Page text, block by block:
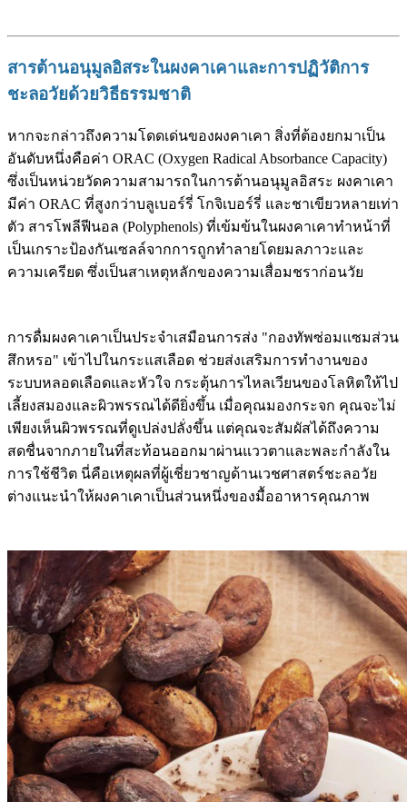
สารต้านอนุมูลอิสระในผงคาเคาและการปฏิวัติการ
ชะลอวัยด้วยวิธีธรรมชาติ
หากจะกล่าวถึงความโดดเด่นของผงคาเคา สิ่งที่ต้องยกมาเป็น
อันดับหนึ่งคือค่า ORAC (Oxygen Radical Absorbance Capacity)
ซึ่งเป็นหน่วยวัดความสามารถในการต้านอนุมูลอิสระ ผงคาเคา
มีค่า ORAC ที่สูงกว่าบลูเบอร์รี่ โกจิเบอร์รี่ และชาเขียวหลายเท่า
ตัว สารโพลีฟีนอล (Polyphenols) ที่เข้มข้นในผงคาเคาทำหน้าที่
เป็นเกราะป้องกันเซลล์จากการถูกทำลายโดยมลภาวะและ
ความเครียด ซึ่งเป็นสาเหตุหลักของความเสื่อมชราก่อนวัย
การดื่มผงคาเคาเป็นประจำเสมือนการส่ง "กองทัพซ่อมแซมส่วน
สึกหรอ" เข้าไปในกระแสเลือด ช่วยส่งเสริมการทำงานของ
ระบบหลอดเลือดและหัวใจ กระตุ้นการไหลเวียนของโลหิตให้ไป
เลี้ยงสมองและผิวพรรณได้ดียิ่งขึ้น เมื่อคุณมองกระจก คุณจะไม่
เพียงเห็นผิวพรรณที่ดูเปล่งปลั่งขึ้น แต่คุณจะสัมผัสได้ถึงความ
สดชื่นจากภายในที่สะท้อนออกมาผ่านแววตาและพละกำลังใน
การใช้ชีวิต นี่คือเหตุผลที่ผู้เชี่ยวชาญด้านเวชศาสตร์ชะลอวัย
ต่างแนะนำให้ผงคาเคาเป็นส่วนหนึ่งของมื้ออาหารคุณภาพ